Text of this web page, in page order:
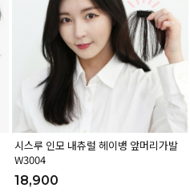
시스루 인모 내츄럴 헤이뱅 앞머리가발
W3004
18,900